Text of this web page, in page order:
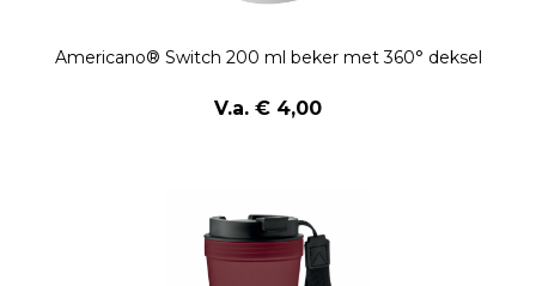
Americano® Switch 200 ml beker met 360° deksel
V.a. € 4,00